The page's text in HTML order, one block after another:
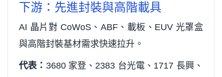
下游：先進封裝與高階載具
AI 晶片對 CoWoS、ABF、載板、EUV 光罩盒
與高階封裝基材需求快速拉升。
代表： 3680 家登、2383 台光電、1717 長興、